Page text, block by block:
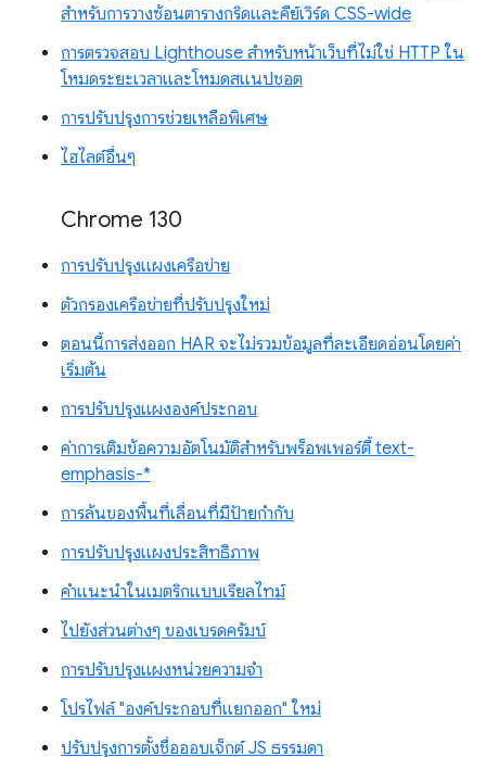
สำหรับการวางซ้อนตารางกริดและคีย์เวิร์ด CSS-wide
การตรวจสอบ Lighthouse สำหรับหน้าเว็บที่ไม่ใช่ HTTP ใน
โหมดระยะเวลาและโหมดสแนปชอต
การปรับปรุงการช่วยเหลือพิเศษ
ไฮไลต์อื่นๆ
Chrome 130
การปรับปรุงแผงเครือข่าย
ตัวกรองเครือข่ายที่ปรับปรุงใหม่
ตอนนี้การส่งออก HAR จะไม่รวมข้อมูลที่ละเอียดอ่อนโดยค่า
เริ่มต้น
การปรับปรุงแผงองค์ประกอบ
ค่าการเติมข้อความอัตโนมัติสำหรับพร็อพเพอร์ตี้ text-
emphasis-*
การล้นของพื้นที่เลื่อนที่มีป้ายกำกับ
การปรับปรุงแผงประสิทธิภาพ
คำแนะนำในเมตริกแบบเรียลไทม์
ไปยังส่วนต่างๆ ของเบรดครัมบ์
การปรับปรุงแผงหน่วยความจำ
โปรไฟล์ "องค์ประกอบที่แยกออก" ใหม่
ปรับปรุงการตั้งชื่อออบเจ็กต์ JS ธรรมดา